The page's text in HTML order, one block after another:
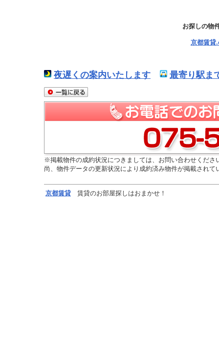
お探しの物
京都賃貸
夜遅くの案内いたします 最寄り駅ま
※掲載物件の成約状況につきましては、お問い合わせくださ
尚、物件データの更新状況により成約済み物件が掲載され
京都賃貸 賃貸のお部屋探しはおまかせ！